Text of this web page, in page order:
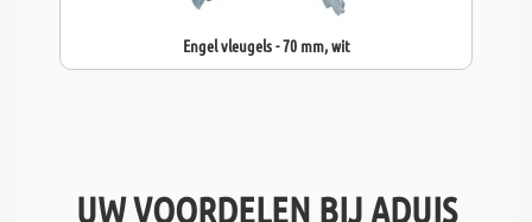
Engel vleugels - 70 mm, wit
UW VOORDELEN BIJ ADUIS